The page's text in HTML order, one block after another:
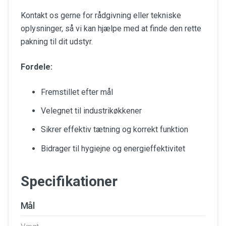
Kontakt os gerne for rådgivning eller tekniske
oplysninger, så vi kan hjælpe med at finde den rette
pakning til dit udstyr.
Fordele:
Fremstillet efter mål
Velegnet til industrikøkkener
Sikrer effektiv tætning og korrekt funktion
Bidrager til hygiejne og energieffektivitet
Specifikationer
Mål